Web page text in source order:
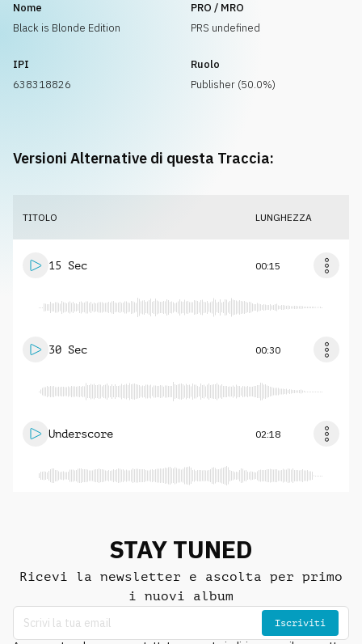
Nome
Black is Blonde Edition
PRO / MRO
PRS undefined
IPI
638318826
Ruolo
Publisher (50.0%)
Versioni Alternative di questa Traccia:
TITOLO LUNGHEZZA
15 Sec 00:15
30 Sec 00:30
Underscore 02:18
STAY TUNED
Ricevi la newsletter e ascolta per primo
i nuovi album
Iscriviti